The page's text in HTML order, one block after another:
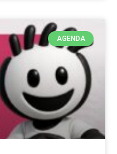
AGENDA